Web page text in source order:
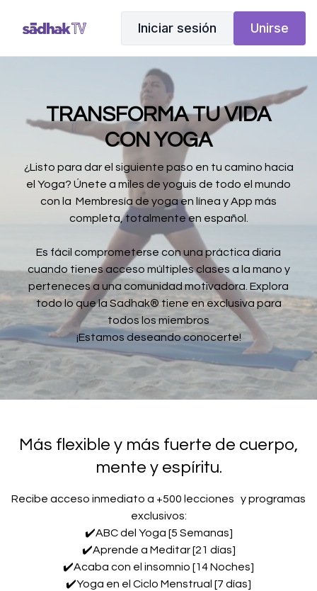
Iniciar sesión Unirse
TRANSFORMA TU VIDA
CON YOGA
¿Listo para dar el siguiente paso en tu camino hacia
el Yoga? Únete a miles de yoguis de todo el mundo
con la Membresía de yoga en línea y App más
completa, totalmente en español.
Es fácil comprometerse con una práctica diaria
cuando tienes acceso múltiples clases a la mano y
perteneces a una comunidad motivadora. Explora
todo lo que la Sadhak® tiene en exclusiva para
todos los miembros
¡Estamos deseando conocerte!
Más flexible y más fuerte de cuerpo,
mente y espíritu.
Recibe acceso inmediato a +500 lecciones y programas
exclusivos:
✔️ABC del Yoga [5 Semanas]
✔️Aprende a Meditar [21 días]
✔️Acaba con el insomnio [14 Noches]
✔️Yoga en el Ciclo Menstrual [7 días]